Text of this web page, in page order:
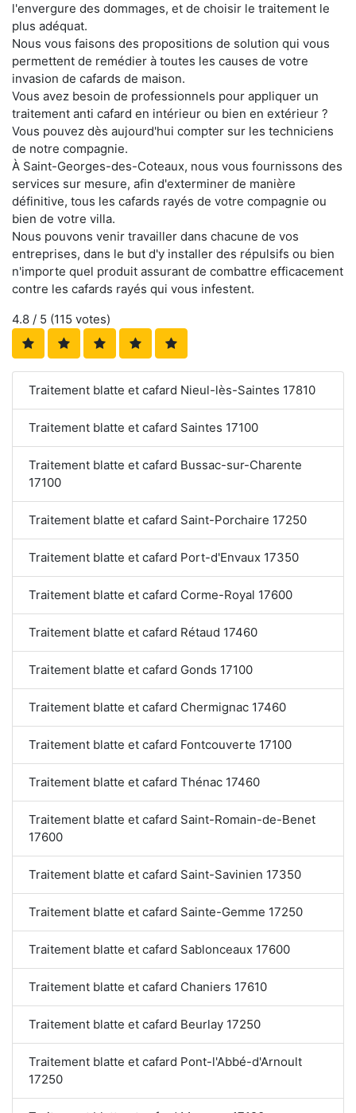
l'envergure des dommages, et de choisir le traitement le
plus adéquat.
Nous vous faisons des propositions de solution qui vous
permettent de remédier à toutes les causes de votre
invasion de cafards de maison.
Vous avez besoin de professionnels pour appliquer un
traitement anti cafard en intérieur ou bien en extérieur ?
Vous pouvez dès aujourd'hui compter sur les techniciens
de notre compagnie.
À Saint-Georges-des-Coteaux, nous vous fournissons des
services sur mesure, afin d'exterminer de manière
définitive, tous les cafards rayés de votre compagnie ou
bien de votre villa.
Nous pouvons venir travailler dans chacune de vos
entreprises, dans le but d'y installer des répulsifs ou bien
n'importe quel produit assurant de combattre efficacement
contre les cafards rayés qui vous infestent.
4.8 / 5 (115 votes)
Traitement blatte et cafard Nieul-lès-Saintes 17810
Traitement blatte et cafard Saintes 17100
Traitement blatte et cafard Bussac-sur-Charente
17100
Traitement blatte et cafard Saint-Porchaire 17250
Traitement blatte et cafard Port-d'Envaux 17350
Traitement blatte et cafard Corme-Royal 17600
Traitement blatte et cafard Rétaud 17460
Traitement blatte et cafard Gonds 17100
Traitement blatte et cafard Chermignac 17460
Traitement blatte et cafard Fontcouverte 17100
Traitement blatte et cafard Thénac 17460
Traitement blatte et cafard Saint-Romain-de-Benet
17600
Traitement blatte et cafard Saint-Savinien 17350
Traitement blatte et cafard Sainte-Gemme 17250
Traitement blatte et cafard Sablonceaux 17600
Traitement blatte et cafard Chaniers 17610
Traitement blatte et cafard Beurlay 17250
Traitement blatte et cafard Pont-l'Abbé-d'Arnoult
17250